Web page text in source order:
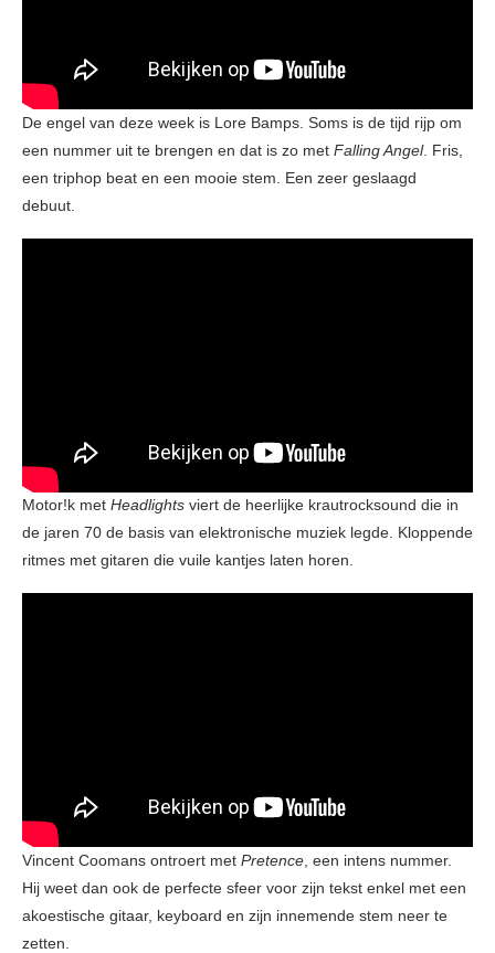
De engel van deze week is Lore Bamps. Soms is de tijd rijp om
een nummer uit te brengen en dat is zo met Falling Angel. Fris,
een triphop beat en een mooie stem. Een zeer geslaagd
debuut.
Motor!k met Headlights viert de heerlijke krautrocksound die in
de jaren 70 de basis van elektronische muziek legde. Kloppende
ritmes met gitaren die vuile kantjes laten horen.
Vincent Coomans ontroert met Pretence , een intens nummer.
Hij weet dan ook de perfecte sfeer voor zijn tekst enkel met een
akoestische gitaar, keyboard en zijn innemende stem neer te
zetten.